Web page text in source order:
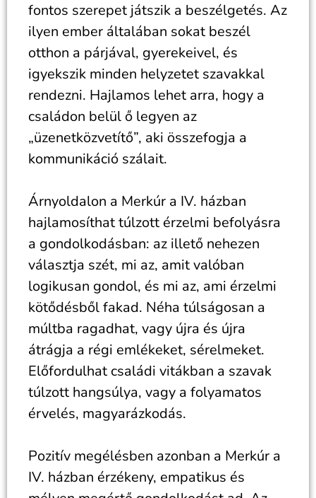
fontos szerepet játszik a beszélgetés. Az
ilyen ember általában sokat beszél
otthon a párjával, gyerekeivel, és
igyekszik minden helyzetet szavakkal
rendezni. Hajlamos lehet arra, hogy a
családon belül ő legyen az
„üzenetközvetítő”, aki összefogja a
kommunikáció szálait.
Árnyoldalon a Merkúr a IV. házban
hajlamosíthat túlzott érzelmi befolyásra
a gondolkodásban: az illető nehezen
választja szét, mi az, amit valóban
logikusan gondol, és mi az, ami érzelmi
kötődésből fakad. Néha túlságosan a
múltba ragadhat, vagy újra és újra
átrágja a régi emlékeket, sérelmeket.
Előfordulhat családi vitákban a szavak
túlzott hangsúlya, vagy a folyamatos
érvelés, magyarázkodás.
Pozitív megélésben azonban a Merkúr a
IV. házban érzékeny, empatikus és